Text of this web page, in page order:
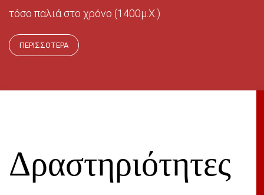
τόσο παλιά στο χρόνο (1400μ.Χ.)
ΠΕΡΙΣΣΟΤΕΡΑ
Δραστηριότητες